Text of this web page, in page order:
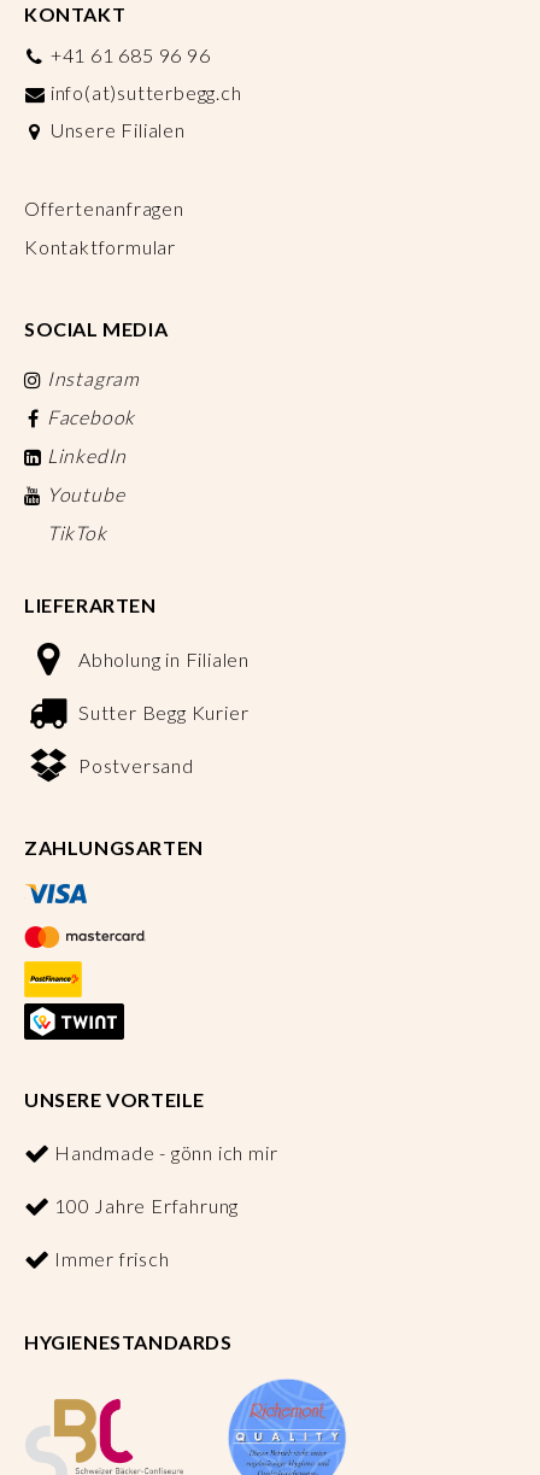
KONTAKT
+41 61 685 96 96
info(at)sutterbegg.ch
Unsere Filialen
Offertenanfragen
Kontaktformular
SOCIAL MEDIA
Instagram
Facebook
LinkedIn
Youtube
TikTok
LIEFERARTEN
Abholung in Filialen
Sutter Begg Kurier
Postversand
ZAHLUNGSARTEN
UNSERE VORTEILE
Handmade - gönn ich mir
100 Jahre Erfahrung
Immer frisch
HYGIENESTANDARDS